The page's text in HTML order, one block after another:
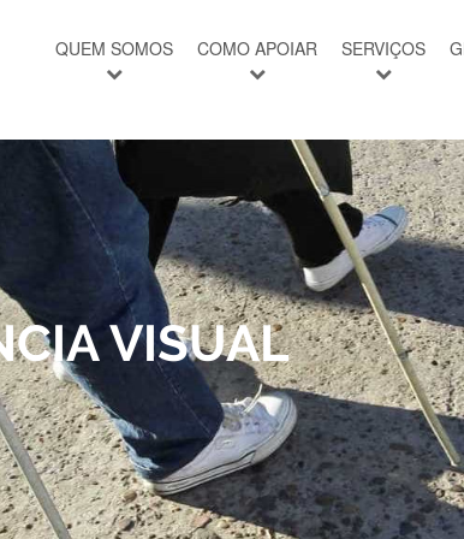
QUEM SOMOS
COMO APOIAR SERVIÇOS
VISUAL
ESTAR
E AJUDAMOS